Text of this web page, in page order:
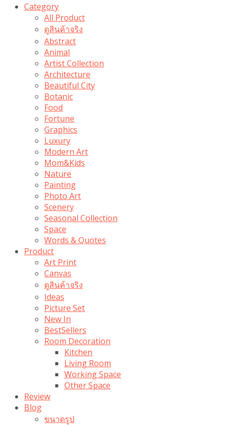
Category
All Product
ดูสินค้าจริง
Abstract
Animal
Artist Collection
Architecture
Beautiful City
Botanic
Food
Fortune
Graphics
Luxury
Modern Art
Mom&Kids
Nature
Painting
Photo Art
Scenery
Seasonal Collection
Space
Words & Quotes
Product
Art Print
Canvas
ดูสินค้าจริง
Ideas
Picture Set
New In
BestSellers
Room Decoration
Kitchen
Living Room
Working Space
Other Space
Review
Blog
ขนาดรูป